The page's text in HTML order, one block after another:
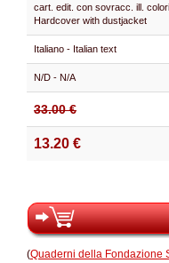
cart. edit. con sovracc. ill.
Hardcover with dustjacket
Italiano - Italian text
N/D - N/A
33.00 €
13.20 €
(Quaderni della Fondazione